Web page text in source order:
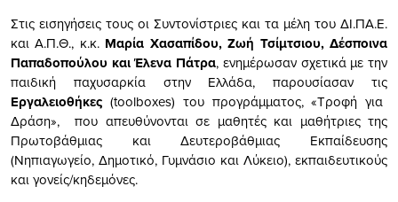
Στις εισηγήσεις τους οι Συντονίστριες και τα μέλη του ΔΙ.ΠΑ.Ε.
και Α.Π.Θ., κ.κ. Μαρία Χασαπίδου, Ζωή Τσίμτσιου, Δέσποινα
Παπαδοπούλου και Έλενα Πάτρα, ενημέρωσαν σχετικά με την
παιδική παχυσαρκία στην Ελλάδα, παρουσίασαν τις
Εργαλειοθήκες (toolboxes) του προγράμματος, «Τροφή για
Δράση», που απευθύνονται σε μαθητές και μαθήτριες της
Πρωτοβάθμιας και Δευτεροβάθμιας Εκπαίδευσης
(Νηπιαγωγείο, Δημοτικό, Γυμνάσιο και Λύκειο), εκπαιδευτικούς
και γονείς/κηδεμόνες.